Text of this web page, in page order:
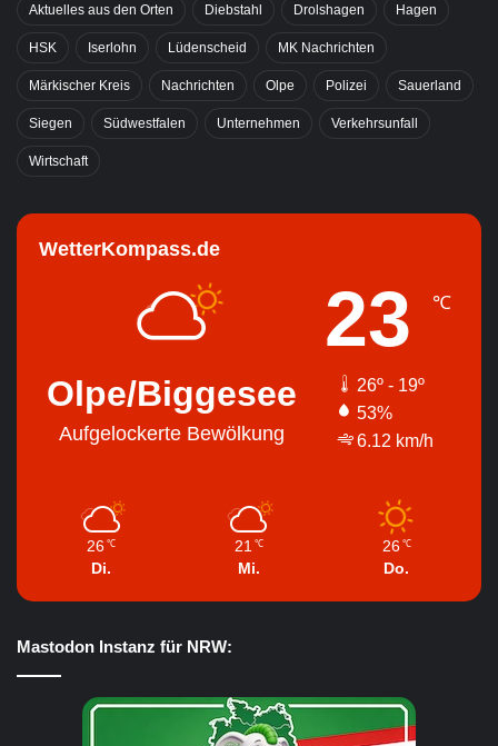
Aktuelles aus den Orten Diebstahl Drolshagen Hagen
HSK Iserlohn Lüdenscheid MK Nachrichten
Märkischer Kreis Nachrichten Olpe Polizei Sauerland
Siegen Südwestfalen Unternehmen Verkehrsunfall
Wirtschaft
WetterKompass.de
Olpe/Biggesee
Aufgelockerte Bewölkung
23 ℃
26º - 19º
53%
6.12 km/h
26 ℃
Di.
21 ℃
Mi.
26 ℃
Do.
Mastodon Instanz für NRW: